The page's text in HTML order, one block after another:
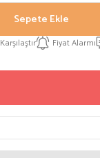
Sepete Ekle
Karşılaştır Fiyat Alarmı